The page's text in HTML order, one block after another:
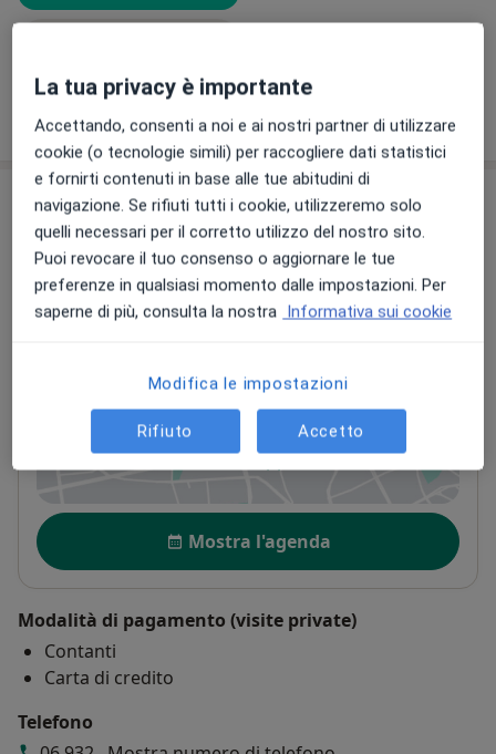
Mostra dettaglisull'esperienza
Indirizzi (3)
Indirizzo 1 Indirizzo 2 Indirizzo 3
Viale Risorgimento 131, Albano Laziale
Vedi mappasi apre in una nuova scheda
Disponibilità
Mostra l'agenda
Modalità di pagamento (visite private)
Contanti
Carta di credito
Telefono
La tua privacy è importante
Accettando, consenti a noi e ai nostri partner di utilizzare
cookie (o tecnologie simili) per raccogliere dati statistici
e fornirti contenuti in base alle tue abitudini di
navigazione. Se rifiuti tutti i cookie, utilizzeremo solo
quelli necessari per il corretto utilizzo del nostro sito.
Puoi revocare il tuo consenso o aggiornare le tue
preferenze in qualsiasi momento dalle impostazioni. Per
saperne di più, consulta la nostra Informativa sui cookie
Modifica le impostazioni
Rifiuto Accetto